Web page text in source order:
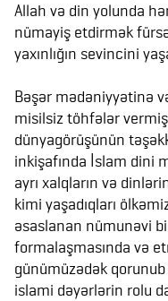
Allah və din yolunda
nümayiş etdirmək
yaxınlığın sevincini
Bəşər mədəniyyətinə
misilsiz töhfələr vermiş
dünyagörüşünün
inkişafında İslam dini
ayrı xalqların və
kimi yaşadıqları
əsaslanan nümunəvi
formalaşmasında və
günümüzədək
islami dəyərlərin rolu